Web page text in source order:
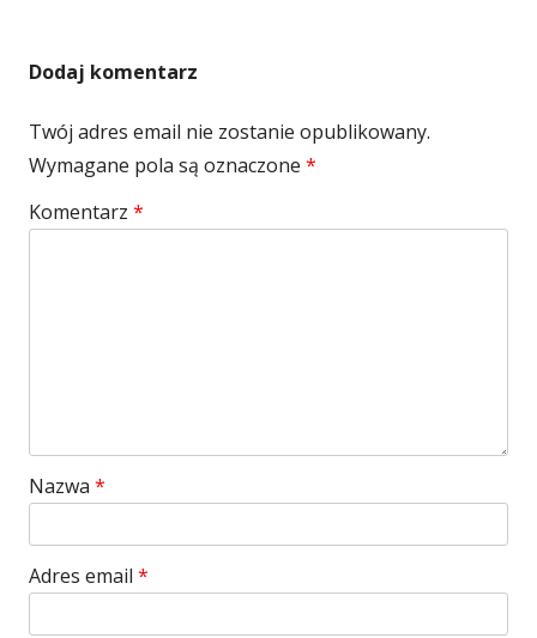
Dodaj komentarz
Twój adres email nie zostanie opublikowany.
Wymagane pola są oznaczone *
Komentarz *
Nazwa *
Adres email *